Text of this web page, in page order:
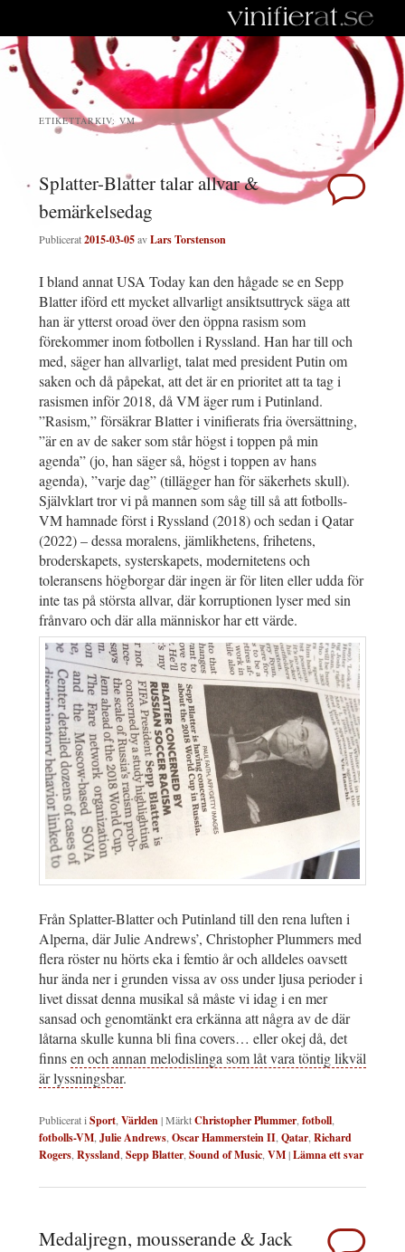
ETIKETTARKIV: VM
Splatter-Blatter talar allvar &
bemärkelsedag
Publicerat2015-03-05avLars Torstenson
I bland annat USA Today kan den hågade se en Sepp
Blatter iförd ett mycket allvarligt ansiktsuttryck säga att
han är ytterst oroad över den öppna rasism som
förekommer inom fotbollen i Ryssland. Han har till och
med, säger han allvarligt, talat med president Putin om
saken och då påpekat, att det är en prioritet att ta tag i
rasismen inför 2018, då VM äger rum i Putinland.
”Rasism,” försäkrar Blatter i vinifierats fria översättning,
”är en av de saker som står högst i toppen på min
agenda” (jo, han säger så, högst i toppen av hans
agenda), ”varje dag” (tillägger han för säkerhets skull).
Självklart tror vi på mannen som såg till så att fotbolls-
VM hamnade först i Ryssland (2018) och sedan i Qatar
(2022) – dessa moralens, jämlikhetens, frihetens,
broderskapets, systerskapets, modernitetens och
toleransens högborgar där ingen är för liten eller udda för
inte tas på största allvar, där korruptionen lyser med sin
frånvaro och där alla människor har ett värde.
Från Splatter-Blatter och Putinland till den rena luften i
Alperna, där Julie Andrews’, Christopher Plummers med
flera röster nu hörts eka i femtio år och alldeles oavsett
hur ända ner i grunden vissa av oss under ljusa perioder i
livet dissat denna musikal så måste vi idag i en mer
sansad och genomtänkt era erkänna att några av de där
låtarna skulle kunna bli fina covers… eller okej då, det
finnsen och annan melodislinga som låt vara töntig likväl
är lyssningsbar.
Publicerat i Sport Världen|MärktChristopher Plummer fotboll
fotbolls-VM Julie Andrews Oscar Hammerstein II Qatar Richard
Rogers Ryssland Sepp Blatter Sound of Music VM|Lämna ett svar
Medaljregn, mousserande & Jack